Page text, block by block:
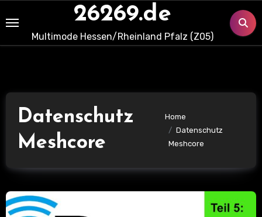
to
content
26269.de
Multimode Hessen/Rheinland Pfalz (Z05)
Datenschutz
Meshcore
Home
Datenschutz
Meshcore